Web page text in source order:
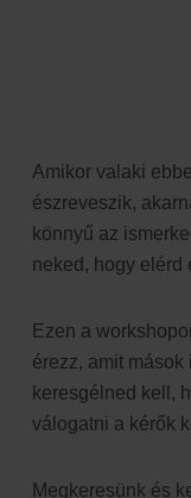
Amikor valaki
észreveszik,
könnyű az
neked, hogy elérd
Ezen a
érezz, amit
keresgélned kell,
válogatni a kérők
Megkeresünk és